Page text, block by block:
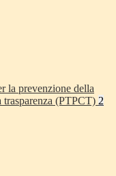
la prevenzione della
trasparenza (PTPCT) 2